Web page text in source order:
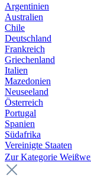
Argentinien
Australien
Chile
Deutschland
Frankreich
Griechenland
Italien
Mazedonien
Neuseeland
Österreich
Portugal
Spanien
Südafrika
Vereinigte Staaten
Zur Kategorie